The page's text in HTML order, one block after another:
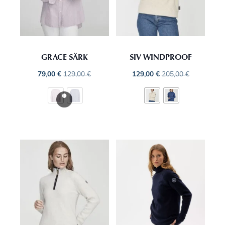
GRACE SÄRK
79,00€ 129,00€
SIV WINDPROOF
129,00 € 205,00€